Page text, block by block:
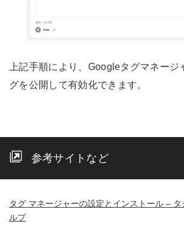
上記手順により、Googleタグマネージ
グを公開して有効化できます。
参考サイトなど
タグ マネージャーの設定とインストール –
ルプ